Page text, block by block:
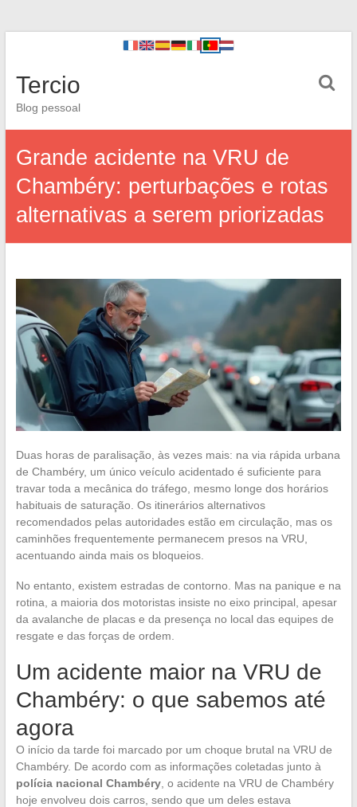
Tercio
Blog pessoal
Grande acidente na VRU de
Chambéry: perturbações e rotas
alternativas a serem priorizadas
Duas horas de paralisação, às vezes mais: na via rápida urbana
de Chambéry, um único veículo acidentado é suficiente para
travar toda a mecânica do tráfego, mesmo longe dos horários
habituais de saturação. Os itinerários alternativos
recomendados pelas autoridades estão em circulação, mas os
caminhões frequentemente permanecem presos na VRU,
acentuando ainda mais os bloqueios.
No entanto, existem estradas de contorno. Mas na panique e na
rotina, a maioria dos motoristas insiste no eixo principal, apesar
da avalanche de placas e da presença no local das equipes de
resgate e das forças de ordem.
Um acidente maior na VRU de
Chambéry: o que sabemos até
agora
O início da tarde foi marcado por um choque brutal na VRU de
Chambéry. De acordo com as informações coletadas junto à
polícia nacional Chambéry, o acidente na VRU de Chambéry
hoje envolveu dois carros, sendo que um deles estava